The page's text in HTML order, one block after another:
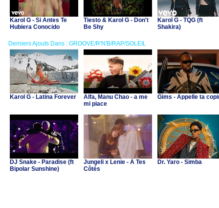
Karol G - Si Antes Te
Hubiera Conocido
Tiesto & Karol G - Don't
Be Shy
Karol G - TQG (ft
Shakira)
Derniers Ajouts Dans : GROOVE/R'N'B/RAP/SOLEIL
Karol G - Latina Forever
Alfa, Manu Chao - a me
mi piace
Gims - Appelle ta
DJ Snake - Paradise (ft
Bipolar Sunshine)
Jungeli x Lenie - À Tes
Côtés
Dr. Yaro - Simba